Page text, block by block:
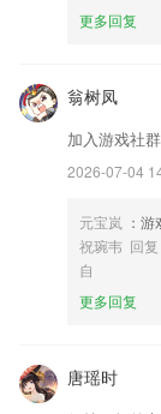
全民德州app
1.适合喜爱绘画的
2.多种级别吉他谱
4.带给大家更好的
5.自定义卡片集：
6.软件上面的课程
优化剩余人数剩余时
更多回复
翁树凤
加入游戏社
2026-07-04
元宝岚 ：
祝琬韦 回
自
更多回复
唐瑶时